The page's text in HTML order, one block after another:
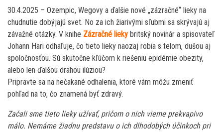
30.4.2025 – Ozempic, Wegovy a ďalšie nové „zázračné“ lieky na
chudnutie dobýjajú svet. No za ich žiarivými sľubmi sa skrývajú aj
závažné otázky. V knihe Zázračné lieky britský novinár a spisovateľ
Johann Hari odhaľuje, čo tieto lieky naozaj robia s telom, dušou aj
spoločnosťou. Sú skutočne kľúčom k riešeniu epidémie obezity,
alebo len ďalšou drahou ilúziou?
Pripravte sa na nečakané odhalenia, ktoré vám môžu zmeniť
pohľad na to, čo znamená byť zdravý.
Začali sme tieto lieky užívať, pričom o nich vieme prekvapivo
málo. Nemáme žiadnu predstavu o ich dlhodobých účinkoch pri